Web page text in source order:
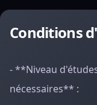
Conditions
- **Niveau
nécessaires** :